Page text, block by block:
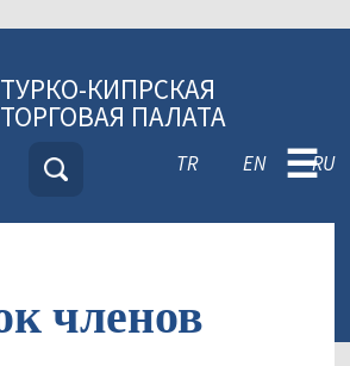
ТУРКО-КИПРСКАЯ
ТОРГОВАЯ ПАЛАТА
TR EN RU
☰
членов